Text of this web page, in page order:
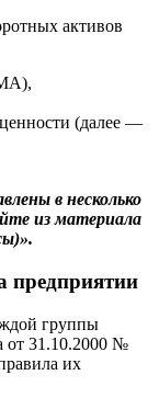
активов
(далее —
в несколько
из материала
предприятии
группы
от 31.10.2000 №
их